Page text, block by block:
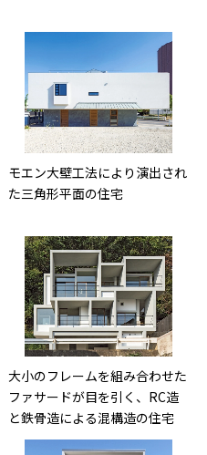
モエン大壁工法により演出され
た三角形平面の住宅
大小のフレームを組み合わせた
ファサードが目を引く、RC造
と鉄骨造による混構造の住宅